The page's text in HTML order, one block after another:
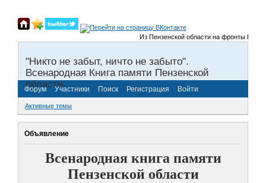
Из Пензенской области на фронты Великой
"Никто не забыт, ничто не забыто".
Всенародная Книга памяти Пензенской
области.
Форум Участники Поиск Регистрация Войти
Активные темы
Объявление
Всенародная книга памяти
Пензенской области